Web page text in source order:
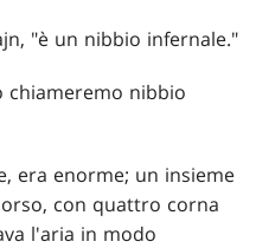
"è un nibbio infernale."
chiameremo nibbio
era enorme; un insieme
con quattro corna
l'aria in modo